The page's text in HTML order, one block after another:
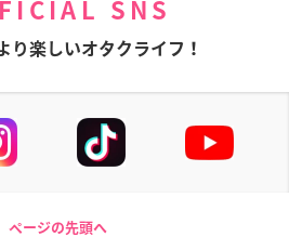
SNS
り楽しいオタクライフ！
ページの先頭へ